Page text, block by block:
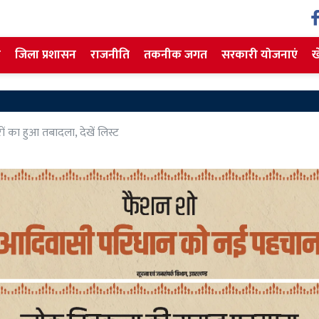
जिला प्रशासन राजनीति तकनीक जगत सरकारी योजनाएं
का हुआ तबादला, देखें लिस्ट